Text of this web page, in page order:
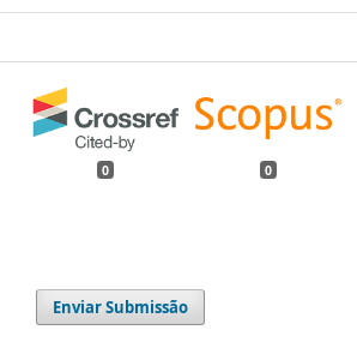
0 0
Enviar Submissão